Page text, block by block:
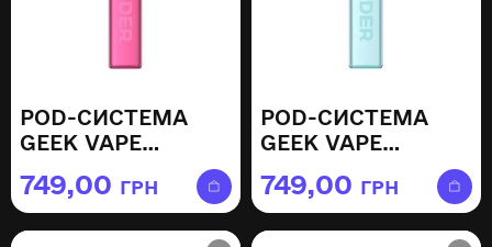
POD-СИСТЕМА
GEEK VAPE
BURGUNDY RED
749,00 ГРН
POD-СИСТЕМА
GEEK VAPE
MISTY BLUE
749,00 ГРН